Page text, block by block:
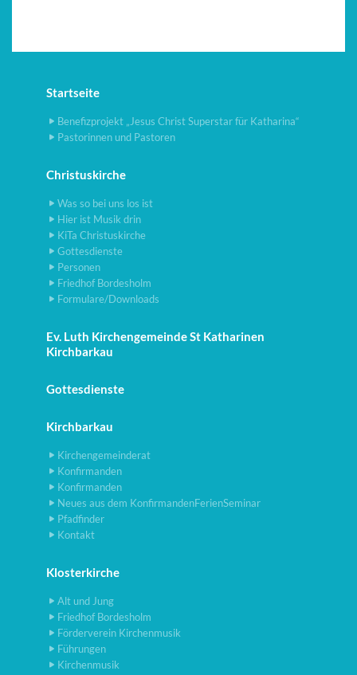
Startseite
Benefizprojekt „Jesus Christ Superstar für Katharina“
Pastorinnen und Pastoren
Christuskirche
Was so bei uns los ist
Hier ist Musik drin
KiTa Christuskirche
Gottesdienste
Personen
Friedhof Bordesholm
Formulare/Downloads
Ev. Luth Kirchengemeinde St Katharinen
Kirchbarkau
Gottesdienste
Kirchbarkau
Kirchengemeinderat
Konfirmanden
Konfirmanden
Neues aus dem KonfirmandenFerienSeminar
Pfadfinder
Kontakt
Klosterkirche
Alt und Jung
Friedhof Bordesholm
Förderverein Kirchenmusik
Führungen
Kirchenmusik